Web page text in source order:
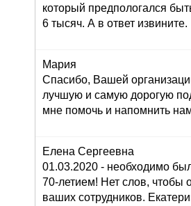
который предпологался
6 тысяч. А в ответ извините.
Мария
Спасибо, Вашей
лучшую и самую дорогую
мне помочь и напомнить
Елена Сергеевна
01.03.2020 - необходимо
70-летием! Нет слов, чтобы
ваших сотрудников.